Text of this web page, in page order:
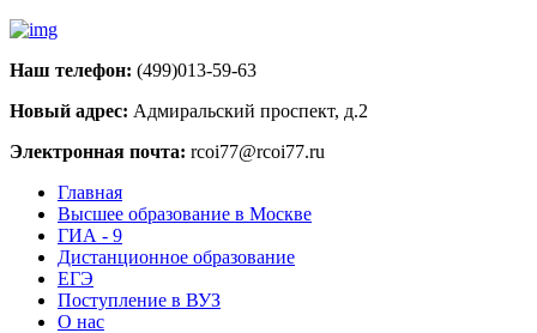
Наш телефон: (499)013-59-63
Новый адрес: Адмиральский проспект, д.2
Электронная почта: rcoi77@rcoi77.ru
Главная
Высшее образование в Москве
ГИА - 9
Дистанционное образование
ЕГЭ
Поступление в ВУЗ
О нас